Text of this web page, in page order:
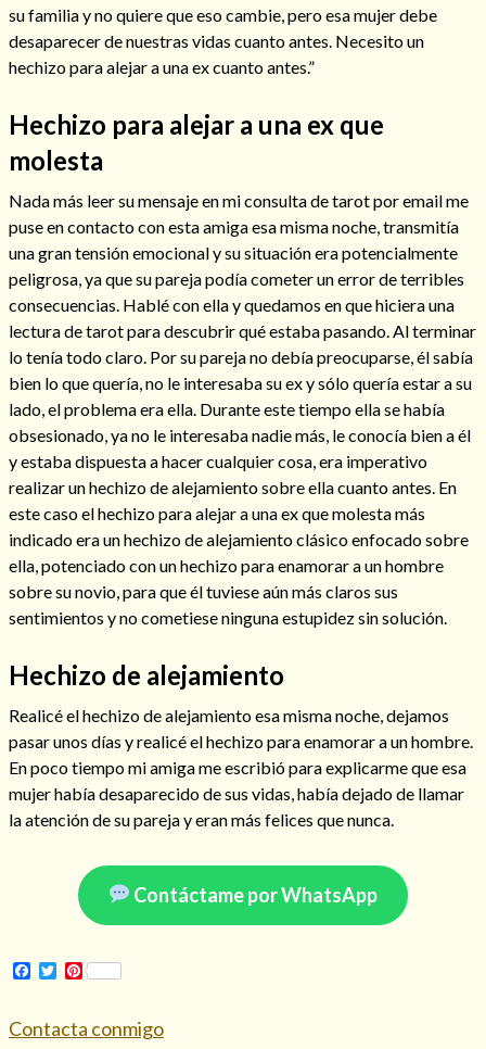
Consulta de tarot online
Hechizo de alejamiento
Tu consulta al tarot
(145)
Cartomancia
(117)
Endulzamiento(112)
Hechizo de amor
Oraciones(3)
su familia y no quiere que eso cambie, pero esa mujer debe
desaparecer de nuestras vidas cuanto antes. Necesito un
hechizo para alejar a una ex cuanto antes.”
Hechizo para alejar a una ex que
molesta
Nada más leer su mensaje en mi consulta de tarot por email me
puse en contacto con esta amiga esa misma noche, transmitía
una gran tensión emocional y su situación era potencialmente
peligrosa, ya que su pareja podía cometer un error de terribles
consecuencias. Hablé con ella y quedamos en que hiciera una
lectura de tarot para descubrir qué estaba pasando. Al terminar
lo tenía todo claro. Por su pareja no debía preocuparse, él sabía
bien lo que quería, no le interesaba su ex y sólo quería estar a su
lado, el problema era ella. Durante este tiempo ella se había
obsesionado, ya no le interesaba nadie más, le conocía bien a él
y estaba dispuesta a hacer cualquier cosa, era imperativo
realizar un hechizo de alejamiento sobre ella cuanto antes. En
este caso el hechizo para alejar a una ex que molesta más
indicado era un hechizo de alejamiento clásico enfocado sobre
ella, potenciado con un hechizo para enamorar a un hombre
sobre su novio, para que él tuviese aún más claros sus
sentimientos y no cometiese ninguna estupidez sin solución.
Hechizo de alejamiento
Realicé el hechizo de alejamiento esa misma noche, dejamos
pasar unos días y realicé el hechizo para enamorar a un hombre.
En poco tiempo mi amiga me escribió para explicarme que esa
mujer había desaparecido de sus vidas, había dejado de llamar
la atención de su pareja y eran más felices que nunca.
Contáctame por WhatsApp
Facebook
TwitterPinterest
Contacta conmigo